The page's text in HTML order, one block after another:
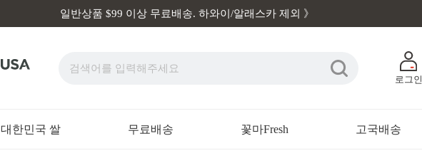
일반상품 $99 이상 무료배송. 하와이/알래스카 제외 》
로그인
대한민국 쌀 무료배송 꽃마Fresh 고국배송